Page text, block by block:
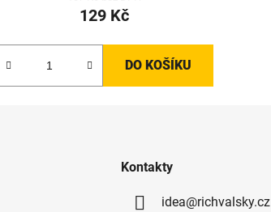
129 Kč
DO KOŠÍKU
Kontakty
idea@richvalsky.cz